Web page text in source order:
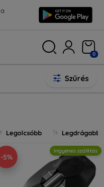
a
0
Szűrés
Legolcsóbb Legdrágabb
-5%
Ingyenes szállítás